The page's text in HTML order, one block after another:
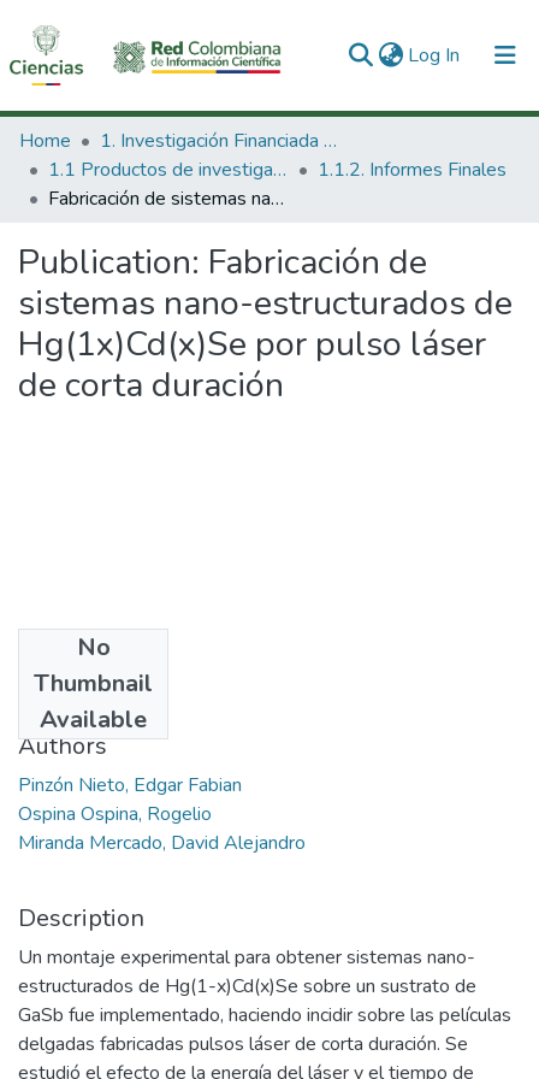
Log In (current)
Communities & Collections
All of DSpace
Home
1. Investigación Financiada con Recursos Públicos
1.1 Productos de investigación
1.1.2. Informes Finales
Fabricación de sistemas nano-estructurados de Hg(1x)Cd(x)Se por pulso láser de corta duración
Publication: Fabricación de
sistemas nano-estructurados de
Hg(1x)Cd(x)Se por pulso láser
de corta duración
No
Thumbnail
Available
2018
Authors
Pinzón Nieto, Edgar Fabian
Ospina Ospina, Rogelio
Miranda Mercado, David Alejandro
Description
Un montaje experimental para obtener sistemas nano-
estructurados de Hg(1-x)Cd(x)Se sobre un sustrato de
GaSb fue implementado, haciendo incidir sobre las películas
delgadas fabricadas pulsos láser de corta duración. Se
estudió el efecto de la energía del láser y el tiempo de